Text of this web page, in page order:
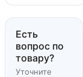
Есть
вопрос по
товару?
Уточните